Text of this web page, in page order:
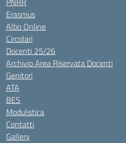
Erasmus
Albo Online
Circolari
Docenti 25/26
Archivio Area Riservata Docenti
Genitori
ATA
BES
Modulistica
Contatti
Gallery